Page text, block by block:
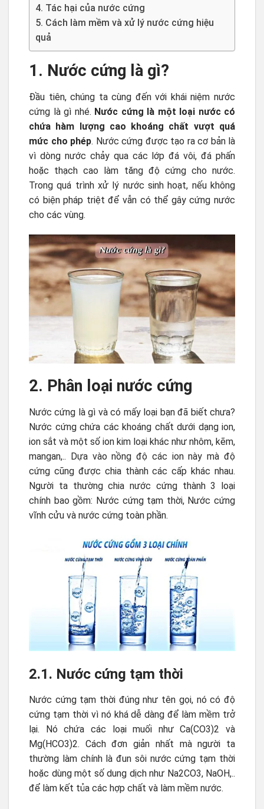
4. Tác hại của nước cứng
5. Cách làm mềm và xử lý nước cứng hiệu
quả
1. Nước cứng là gì?
Đầu tiên, chúng ta cùng đến với khái niệm nước
cứng là gì nhé. Nước cứng là một loại nước có
chứa hàm lượng cao khoáng chất vượt quá
mức cho phép. Nước cứng được tạo ra cơ bản là
vì dòng nước chảy qua các lớp đá vôi, đá phấn
hoặc thạch cao làm tăng độ cứng cho nước.
Trong quá trình xử lý nước sinh hoạt, nếu không
có biện pháp triệt để vẫn có thể gây cứng nước
cho các vùng.
2. Phân loại nước cứng
Nước cứng là gì và có mấy loại bạn đã biết chưa?
Nước cứng chứa các khoáng chất dưới dạng ion,
ion sắt và một số ion kim loại khác như nhôm, kẽm,
mangan,.. Dựa vào nồng độ các ion này mà độ
cứng cũng được chia thành các cấp khác nhau.
Người ta thường chia nước cứng thành 3 loại
chính bao gồm: Nước cứng tạm thời, Nước cứng
vĩnh cửu và nước cứng toàn phần.
2.1. Nước cứng tạm thời
Nước cứng tạm thời đúng như tên gọi, nó có độ
cứng tạm thời vì nó khá dễ dàng để làm mềm trở
lại. Nó chứa các loại muối như Ca(CO3)2 và
Mg(HCO3)2. Cách đơn giản nhất mà người ta
thường làm chính là đun sôi nước cứng tạm thời
hoặc dùng một số dung dịch như Na2CO3, NaOH,..
để làm kết tủa các hợp chất và làm mềm nước.